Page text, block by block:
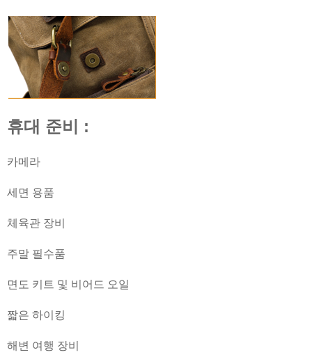
휴대 준비 :
카메라
세면 용품
체육관 장비
주말 필수품
면도 키트 및 비어드 오일
짧은 하이킹
해변 여행 장비